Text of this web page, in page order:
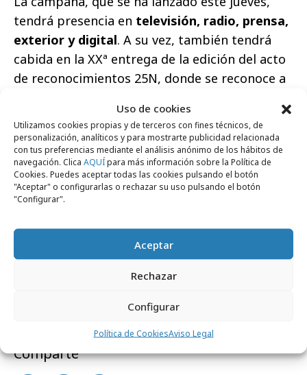
Uso de cookies
Utilizamos cookies propias y de terceros con fines técnicos, de
personalización, analíticos y para mostrarte publicidad relacionada
con tus preferencias mediante el análisis anónimo de los hábitos de
navegación. Clica AQUÍpara más información sobre la Política de
Cookies. Puedes aceptar todas las cookies pulsando el botón
"Aceptar" o configurarlas o rechazar su uso pulsando el botón
"Configurar".
Aceptar
Rechazar
Configurar
Política de CookiesAviso Legal
tendrá presencia en televisión, radio, prensa,
exterior y digital. A su vez, también tendrá
cabida en la XXª entrega de la edición del acto
de reconocimientos 25N, donde se reconoce a
machista de este 2023.
y permitir este contenido
Comparte